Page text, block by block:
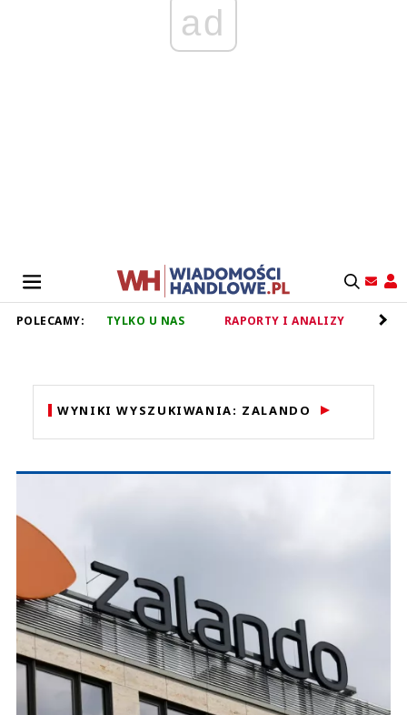
ad
POLECAMY: TYLKO U NAS RAPORTY I ANALIZY
WYNIKI WYSZUKIWANIA: ZALANDO